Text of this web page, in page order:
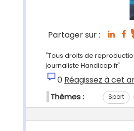
Partager sur :
"Tous droits de
journaliste Handicap.fr"
0 Réagissez à cet
Thèmes : Sport